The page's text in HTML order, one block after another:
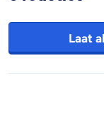
Laat